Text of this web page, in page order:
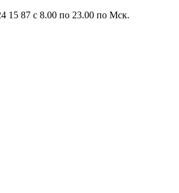
15 87 c 8.00 по 23.00 по Мcк.